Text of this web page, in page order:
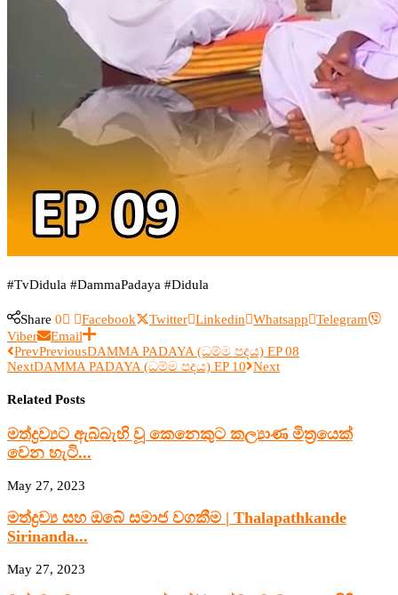
#TvDidula #DammaPadaya #Didula
Share 0 Facebook Twitter Linkedin Whatsapp
Telegram
Viber
Email
PrevPreviousDAMMA PADAYA (ධම්ම පදය) EP 08
NextDAMMA PADAYA (ධම්ම පදය) EP 10 Next
Related Posts
මත්ද්‍රව්‍යට ඇබ්බැහි වූ කෙනෙකුට කල්‍යාණ මිත්‍රයෙක්
වෙන හැටි...
May 27, 2023
මත්ද්‍රව්‍ය සහ ඔබේ සමාජ වගකීම | Thalapathkande
Sirinanda...
May 27, 2023